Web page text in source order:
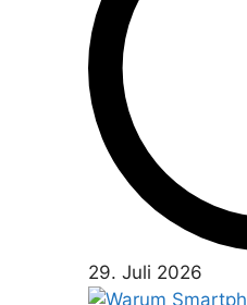
29. Juli 2026